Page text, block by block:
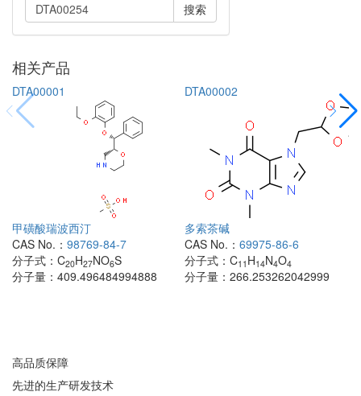
搜索
相关产品
DTA00001
甲磺酸瑞波西汀
CAS No.： 98769-84-7
分子式： C20H27NO6S
分子量： 409.496484994888
DTA00002
多索茶碱
CAS No.： 69975-86-6
分子式： C11 H14N4O4
分子量： 266.253262042999
高品质保障
先进的生产研发技术